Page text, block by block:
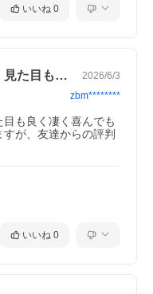
いいね 0
子供の誕生日に購入しました。見た目も良… 2026/6/3
zbm********
も良く凄く喜んでも
が、友達からの評判
いいね 0